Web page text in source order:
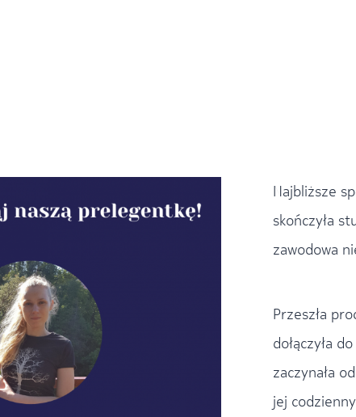
Najbliższe
skończyła
zawodowa
Przeszła
dołączyła
zaczynała
jej